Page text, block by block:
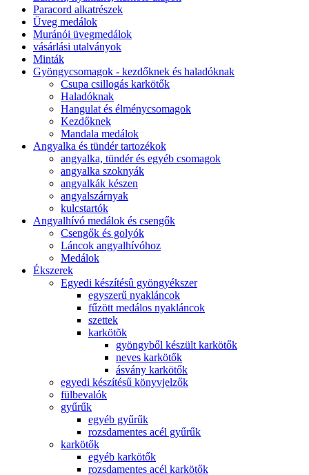
Paracord alkatrészek
Üveg medálok
Muránói üvegmedálok
vásárlási utalványok
Minták
Gyöngycsomagok - kezdőknek és haladóknak
Csupa csillogás karkötők
Haladóknak
Hangulat és élménycsomagok
Kezdőknek
Mandala medálok
Angyalka és tündér tartozékok
angyalka, tündér és egyéb csomagok
angyalka szoknyák
angyalkák készen
angyalszárnyak
kulcstartók
Angyalhívó medálok és csengők
Csengők és golyók
Láncok angyalhívóhoz
Medálok
Ékszerek
Egyedi készítésû gyöngyékszer
egyszerű nyakláncok
fűzött medálos nyakláncok
szettek
karkötõk
gyöngyből készült karkötők
neves karkötők
ásvány karkötők
egyedi készítésű könyvjelzők
fülbevalók
gyűrűk
egyéb gyűrűk
rozsdamentes acél gyűrűk
karkötők
egyéb karkötők
rozsdamentes acél karkötők